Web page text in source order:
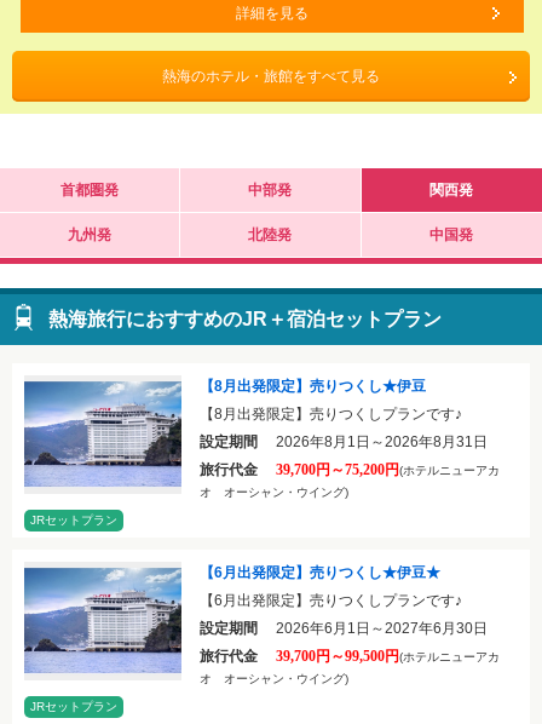
詳細を見る
熱海のホテル・旅館をすべて見る
首都圏発 中部発 関西発
九州発 北陸発 中国発
熱海旅行におすすめのJR＋宿泊セットプラン
【8月出発限定】売りつくし★伊豆
【8月出発限定】売りつくしプランです♪
設定期間 2026年8月1日～2026年8月31日
旅行代金
39,700円～75,200円(ホテルニューアカ
オ オーシャン・ウイング)
JRセットプラン
【6月出発限定】売りつくし★伊豆★
【6月出発限定】売りつくしプランです♪
設定期間 2026年6月1日～2027年6月30日
旅行代金
39,700円～99,500円(ホテルニューアカ
オ オーシャン・ウイング)
JRセットプラン